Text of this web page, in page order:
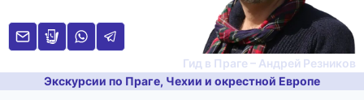
Гид в Праге – Андрей Резников
Экскурсии по Праге, Чехии и окрестной Европе